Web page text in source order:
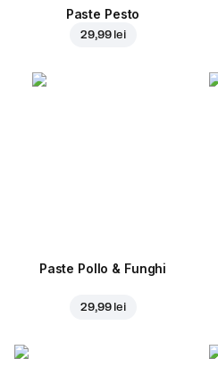
Paste Pesto
29,99 lei
Paste Pollo & Funghi
29,99 lei